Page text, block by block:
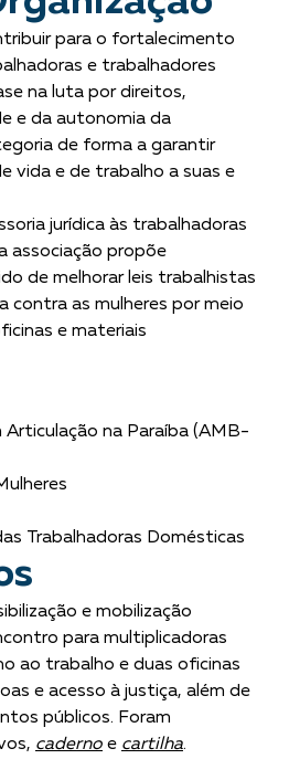
para o fortalecimento
e trabalhadores
na luta por direitos,
e da autonomia da
de forma a garantir
vida e de trabalho a suas e
jurídica às trabalhadoras
associação propõe
de melhorar leis trabalhistas
contra as mulheres por meio
e materiais
Articulação na Paraíba (AMB-
Trabalhadoras Domésticas
e mobilização
para multiplicadoras
ao trabalho e duas oficinas
e acesso à justiça, além de
públicos. Foram
caderno e cartilha.